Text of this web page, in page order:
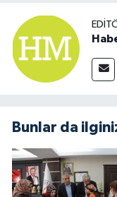
Bunlar da